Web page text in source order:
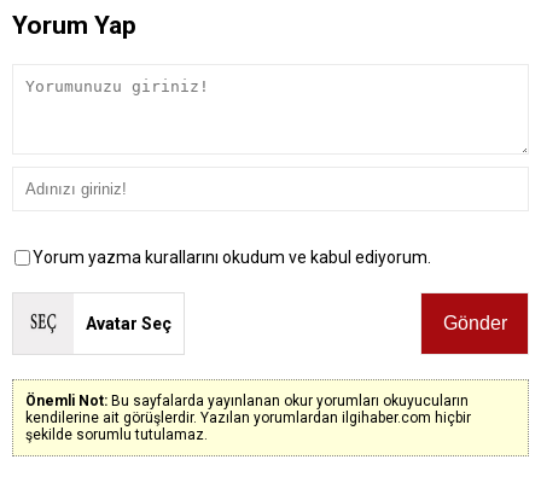
Yorum Yap
Yorum yazma kurallarını okudum ve kabul ediyorum.
Avatar Seç
Önemli Not: Bu sayfalarda yayınlanan okur yorumları okuyucuların
kendilerine ait görüşlerdir. Yazılan yorumlardan ilgihaber.com hiçbir
şekilde sorumlu tutulamaz.